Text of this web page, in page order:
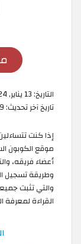
التاريخ:13 يناير, 2024
تاريخ آخر تحديث:19
موقع الكوبون
أعضاء فريقه،
وطريقة تسجيل
والتي تثبت
القراءة لمعرفة